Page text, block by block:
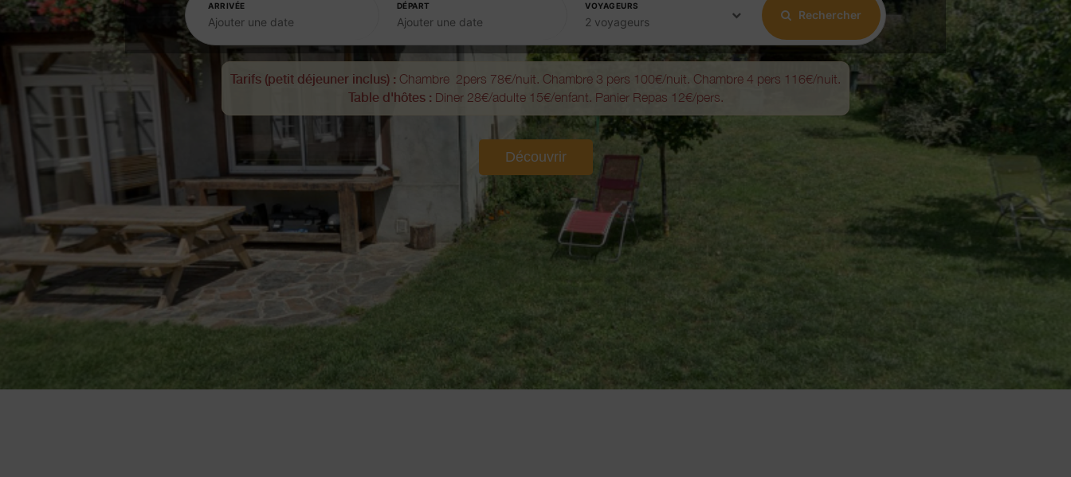
ARRIVÉE
Ajouter une date
DÉPART
Ajouter une date
VOYAGEURS
2 voyageurs
Rechercher
Tarifs (petit déjeuner inclus) : Chambre 2pers 78€/nuit. Chambre 3 pers 100€/nuit. Chambre 4 pers 116€/nuit.
Table d'hôtes : Diner 28€/adulte 15€/enfant. Panier Repas 12€/pers.
Découvrir